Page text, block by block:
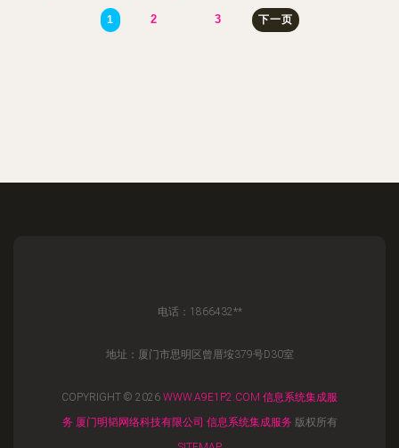
1 2 3 下一页
电话：1866432**
地址：厦门市思明区曾厝垵379号D30室
COPYRIGHT © 2026 WWW.A9E1P2.COM 信息系统集成服
务 厦门明韬网络科技有限公司 信息系统集成服务 版权所有